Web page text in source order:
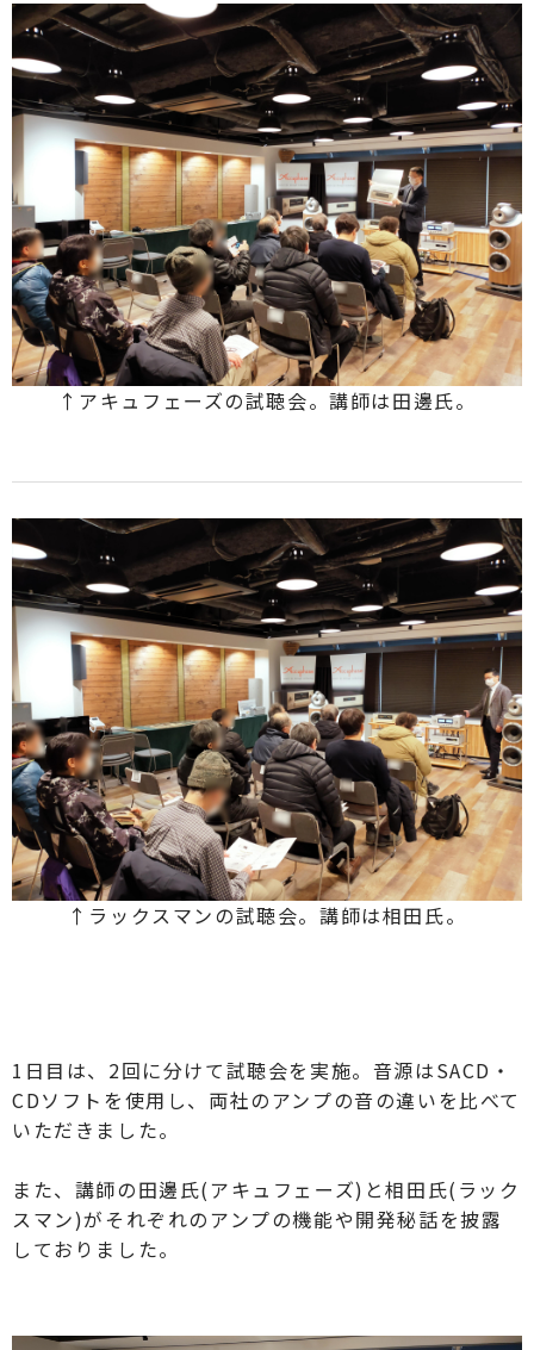
↑アキュフェーズの試聴会。講師は田邊氏。
↑ラックスマンの試聴会。講師は相田氏。
1日目は、2回に分けて試聴会を実施。音源はSACD ・
CDソフトを使用し、両社のアンプの音の違いを比べて
いただきました。
また、講師の田邊氏(アキュフェーズ)と相田氏(ラック
スマン)がそれぞれのアンプの機能や開発秘話を披露
しておりました。